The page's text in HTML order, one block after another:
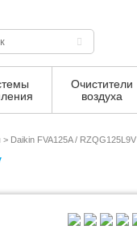
Очистители
воздуха
> Daikin FVA125A / RZQG125L9V